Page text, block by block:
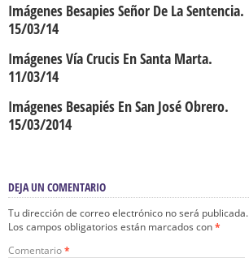
Imágenes Besapies Señor De La Sentencia.
15/03/14
Imágenes Vía Crucis En Santa Marta.
11/03/14
Imágenes Besapiés En San José Obrero.
15/03/2014
DEJA UN COMENTARIO
Tu dirección de correo electrónico no será publicada.
Los campos obligatorios están marcados con*
Comentario*